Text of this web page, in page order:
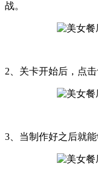
战。
2、关卡开始后，点
3、当制作好之后就